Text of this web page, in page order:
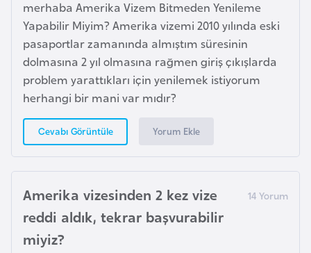
merhaba Amerika Vizem Bitmeden Yenileme
Yapabilir Miyim? Amerika vizemi 2010 yılında eski
pasaportlar zamanında almıştım süresinin
dolmasına 2 yıl olmasına rağmen giriş çıkışlarda
problem yarattıkları için yenilemek istiyorum
herhangi bir mani var mıdır?
Cevabı Görüntüle Yorum Ekle
Amerika vizesinden 2 kez vize
reddi aldık, tekrar başvurabilir
miyiz?
Ç
a
d
Ç
e
C
u
m
u
r